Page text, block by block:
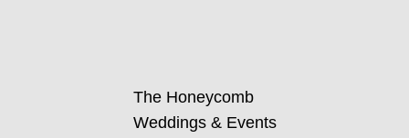
The Honeycomb
Weddings & Events